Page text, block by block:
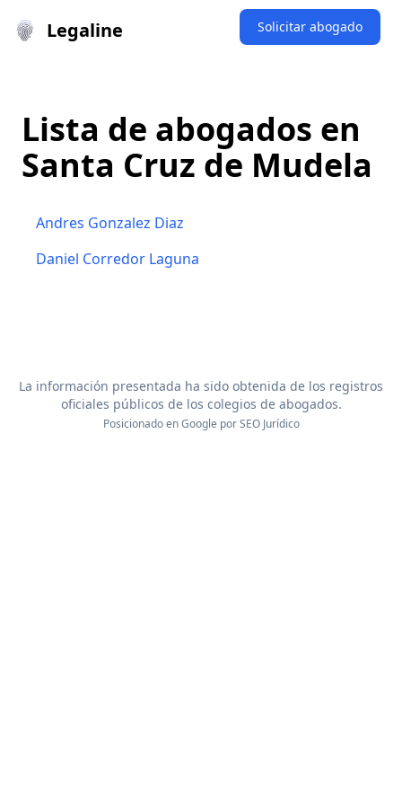
Legaline Solicitar abogado
Lista de abogados en
Santa Cruz de Mudela
Andres Gonzalez Diaz
Daniel Corredor Laguna
La información presentada ha sido obtenida de los registros
oficiales públicos de los colegios de abogados.
Posicionado en Google porSEO Jurídico